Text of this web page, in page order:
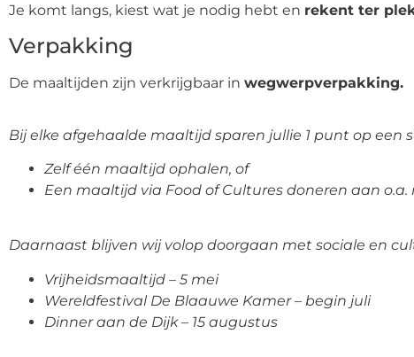
Je komt langs, kiest wat je nodig hebt en rekent ter
Verpakking
De maaltijden zijn verkrijgbaar in wegwerpverpakking.
Bij elke afgehaalde maaltijd sparen jullie 1 punt op een
Zelf één maaltijd ophalen, of
Een maaltijd via Food of Cultures doneren aan
Daarnaast blijven wij volop doorgaan met sociale en
Vrijheidsmaaltijd – 5 mei
Wereldfestival De Blaauwe Kamer – begin juli
Dinner aan de Dijk – 15 augustus